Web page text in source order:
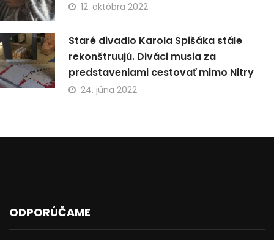
12. októbra 2022
Staré divadlo Karola Spišáka stále
rekonštruujú. Diváci musia za
predstaveniami cestovať mimo Nitry
24. júna 2022
ODPORÚČAME